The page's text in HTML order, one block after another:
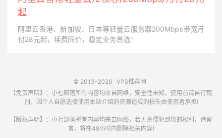
起
阿里云香港、新加坡、日本等轻量云服务器200Mbps带宽月
付28元起，续费同价，稳定业务首选！
© 2013-2026 VPS推荐网
【免责声明】：小七部落所有内容均来自网络，安全性未知，使用前请自行甄
别。因个人自愿选择使用本站介绍的资源造成的损失由使用者承担!
【版权声明】：小七部落所有内容均来自网络，若无意侵犯到您的权利，请留
言，将在48小时内删除相关内容!